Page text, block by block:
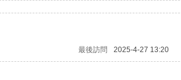
最後訪問 2025-4-27 13:20